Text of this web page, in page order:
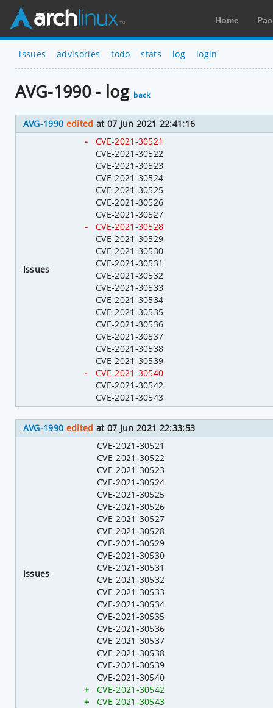
Home
issues advisories todo stats log login
AVG-1990 - log back
AVG-1990 edited at 07 Jun 2021 22:41:16
Issues
-
CVE-2021-30521
CVE-2021-30522
CVE-2021-30523
CVE-2021-30524
CVE-2021-30525
CVE-2021-30526
CVE-2021-30527
-
CVE-2021-30528
CVE-2021-30529
CVE-2021-30530
CVE-2021-30531
CVE-2021-30532
CVE-2021-30533
CVE-2021-30534
CVE-2021-30535
CVE-2021-30536
CVE-2021-30537
CVE-2021-30538
CVE-2021-30539
-
CVE-2021-30540
CVE-2021-30542
CVE-2021-30543
AVG-1990 edited at 07 Jun 2021 22:33:53
Issues
CVE-2021-30521
CVE-2021-30522
CVE-2021-30523
CVE-2021-30524
CVE-2021-30525
CVE-2021-30526
CVE-2021-30527
CVE-2021-30528
CVE-2021-30529
CVE-2021-30530
CVE-2021-30531
CVE-2021-30532
CVE-2021-30533
CVE-2021-30534
CVE-2021-30535
CVE-2021-30536
CVE-2021-30537
CVE-2021-30538
CVE-2021-30539
CVE-2021-30540
+
CVE-2021-30542
+
CVE-2021-30543